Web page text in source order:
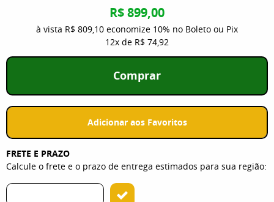
R$ 899,00
à vista R$ 809,10 economize 10% no Boleto ou Pix
12x de R$ 74,92
Comprar
Adicionar aos Favoritos
FRETE E PRAZO
Calcule o frete e o prazo de entrega estimados para sua região: